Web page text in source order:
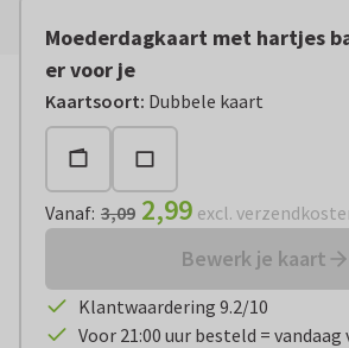
Moederdagkaart met hartjes
er voor je
Kaartsoort: Dubbele kaart
Vanaf: € 2,99 excl. verzendkosten
Vanaf: 3,09 2,99 excl.
Bewerk je kaart
Klantwaardering 9.2/10
Voor 21:00 uur besteld = vandaag